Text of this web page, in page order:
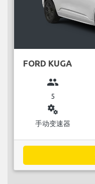
FORD KUGA
group
5
miscellaneous_services
手动变速器